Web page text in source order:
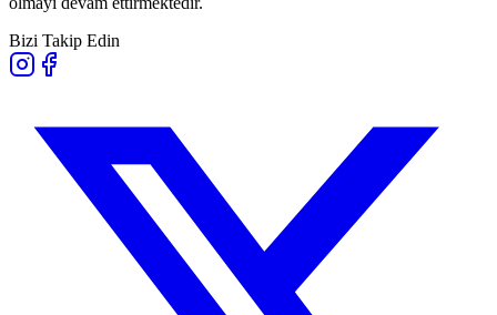
Bizi Takip Edin